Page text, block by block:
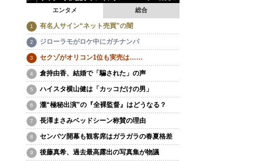
エンタメ 総合
有名人サイン“ネット売買”の闇
ジローラモがロケ中にガチナンパ
セクゾがオリコン1位も実売は……
倉持由香、結婚で「騙された」の声
ハイスタ横山健は「カッコだけの男」
瀧“極秘出演”の『全裸監督』はどうなる？
長澤まさみベッドシーン称賛の理由
センバツ開幕も観客席はガラガラの春夏格差
後藤真希、過去最高露出の写真集が物議